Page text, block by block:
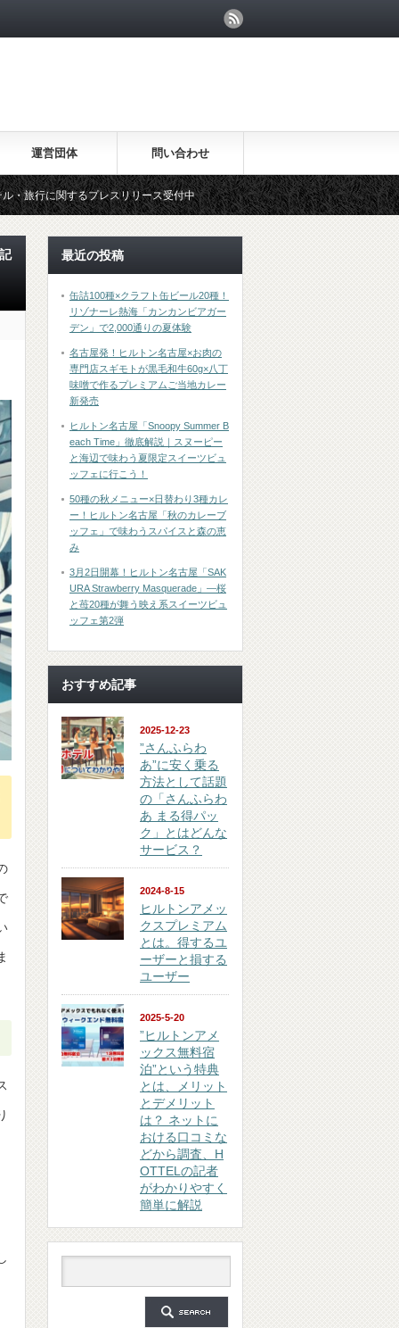
運営団体 問い合わせ
るプレスリリース受付中
最近の投稿
缶詰100種×クラフト缶ビール20種！
リゾナーレ熱海「カンカンビアガー
デン」で2,000通りの夏体験
名古屋発！ヒルトン名古屋×お肉の
専門店スギモトが黒毛和牛60g×八丁
味噌で作るプレミアムご当地カレー
新発売
ヒルトン名古屋「Snoopy Summer B
each Time」徹底解説｜スヌーピー
と海辺で味わう夏限定スイーツビュ
ッフェに行こう！
50種の秋メニュー×日替わり3種カレ
ー！ヒルトン名古屋「秋のカレーブ
ッフェ」で味わうスパイスと森の恵
み
3月2日開幕！ヒルトン名古屋「SAK
URA Strawberry Masquerade」―桜
と苺20種が舞う映え系スイーツビュ
ッフェ第2弾
おすすめ記事
2025-12-23
”さんふらわ
あ”に安く乗る
方法として話題
の「さんふらわ
あ まる得パッ
ク」とはどんな
サービス？
2024-8-15
ヒルトンアメッ
クスプレミアム
とは。得するユ
ーザーと損する
ユーザー
2025-5-20
”ヒルトンアメ
ックス無料宿
泊”という特典
とは、メリット
とデメリット
は？ ネットに
おける口コミな
どから調査、H
OTTELの記者
がわかりやすく
簡単に解説